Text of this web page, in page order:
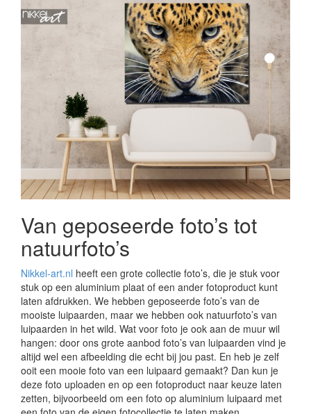
Van geposeerde foto’s tot
natuurfoto’s
Nikkel-art.nl heeft een grote collectie foto’s, die je stuk voor
stuk op een aluminium plaat of een ander fotoproduct kunt
laten afdrukken. We hebben geposeerde foto’s van de
mooiste luipaarden, maar we hebben ook natuurfoto’s van
luipaarden in het wild. Wat voor foto je ook aan de muur wil
hangen: door ons grote aanbod foto’s van luipaarden vind je
altijd wel een afbeelding die echt bij jou past. En heb je zelf
ooit een mooie foto van een luipaard gemaakt? Dan kun je
deze foto uploaden en op een fotoproduct naar keuze laten
zetten, bijvoorbeeld om een foto op aluminium luipaard met